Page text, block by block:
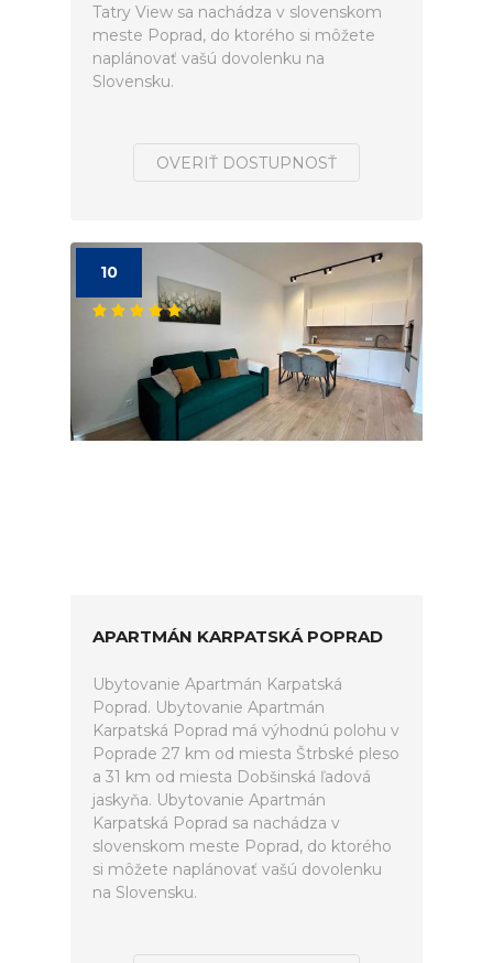
Tatry View sa nachádza v slovenskom
meste Poprad, do ktorého si môžete
naplánovať vašú dovolenku na
Slovensku.
OVERIŤ DOSTUPNOSŤ
10
APARTMÁN KARPATSKÁ POPRAD
Ubytovanie Apartmán Karpatská
Poprad. Ubytovanie Apartmán
Karpatská Poprad má výhodnú polohu v
Poprade 27 km od miesta Štrbské pleso
a 31 km od miesta Dobšinská ľadová
jaskyňa. Ubytovanie Apartmán
Karpatská Poprad sa nachádza v
slovenskom meste Poprad, do ktorého
si môžete naplánovať vašú dovolenku
na Slovensku.